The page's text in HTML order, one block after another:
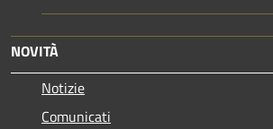
NOVITÀ
Notizie
Comunicati